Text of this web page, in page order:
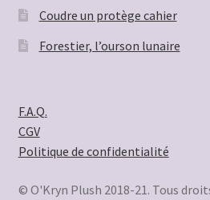
Coudre un protège cahier
Forestier, l’ourson lunaire
F.A.Q.
CGV
Politique de confidentialité
© O'Kryn Plush 2018-21. Tous